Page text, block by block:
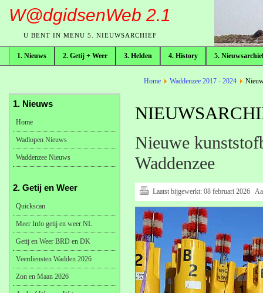
W@dgidsenWeb 2.1
U BENT IN MENU 5. NIEUWSARCHIEF
1. Nieuws 2. Getij + Weer 3. Helden 4. History 5.
broodkruimelpad
Home Waddenzee 2017 - 2024
Nieuwe
Waddenzee
Laatst bijgewerkt: 08 februari 2026
1. Nieuws
Home
Wadlopen Nieuws
Waddenzee Nieuws
2. Getij en Weer
Quickscan
Meer Info getij en weer NL
Getij en Weer BRD en DK
Veerdiensten Wadden 2026
Zon en Maan 2026